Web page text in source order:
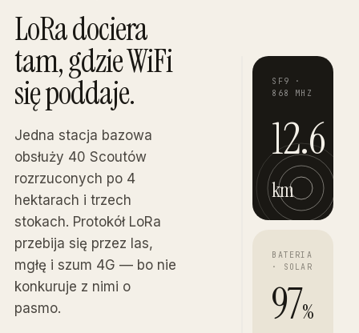
SF9 ·
868 MHZ
12.6
km
BATERIA
· SOLAR
97%
LoRa dociera
tam, gdzie WiFi
się poddaje.
Jedna stacja bazowa
obsłuży 40 Scoutów
rozrzuconych po 4
hektarach i trzech
stokach. Protokół LoRa
przebija się przez las,
mgłę i szum 4G — bo nie
konkuruje z nimi o
pasmo.